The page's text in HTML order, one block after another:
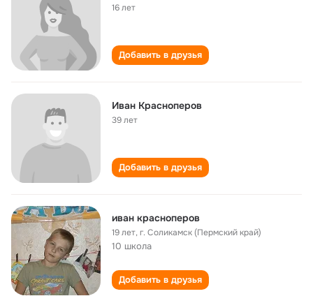
16 лет
Добавить в друзья
Иван Красноперов
39 лет
Добавить в друзья
иван красноперов
19 лет,г. Соликамск (Пермский край)
10 школа
Добавить в друзья